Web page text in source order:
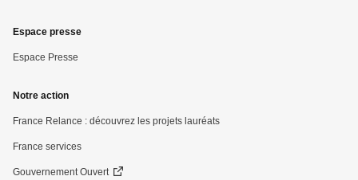
Espace presse
Espace Presse
Notre action
France Relance : découvrez les projets lauréats
France services
Gouvernement Ouvert